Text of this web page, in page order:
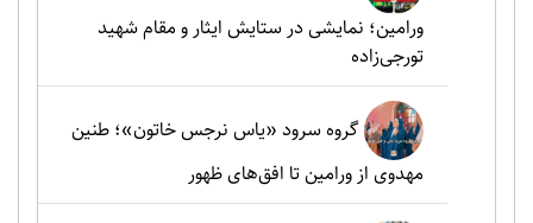
ورامین؛ نمایشی در ستایش ایثار و مقام شهید
تورجی‌زاده
گروه سرود «یاس نرجس خاتون»؛ طنین
مهدوی از ورامین تا افق‌های ظهور